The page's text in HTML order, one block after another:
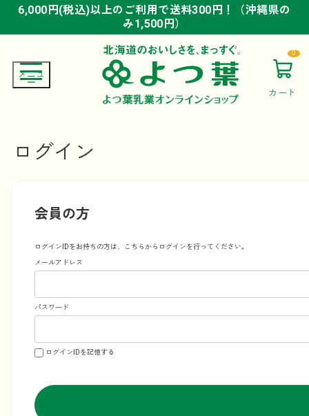
6,000円(税込)以上のご利用で送料300円！（沖縄県の
み1,500円）
6,000円(税込)以上のご利用で送料300円！（沖縄県の
み1,500円）
6,000円(税込)以上のご利用で送料300円！（沖縄県の
み1,500円）
カート
0
ログイン
会員の方
ログインIDをお持ちの方は、こちらからログインを行ってください。
メールアドレス
パスワード
ログインIDを記憶する